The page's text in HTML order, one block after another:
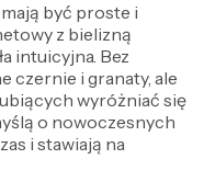
być proste i
z bielizną
intuicyjna. Bez
czernie i granaty, ale
wyróżniać się
o nowoczesnych
i stawiają na